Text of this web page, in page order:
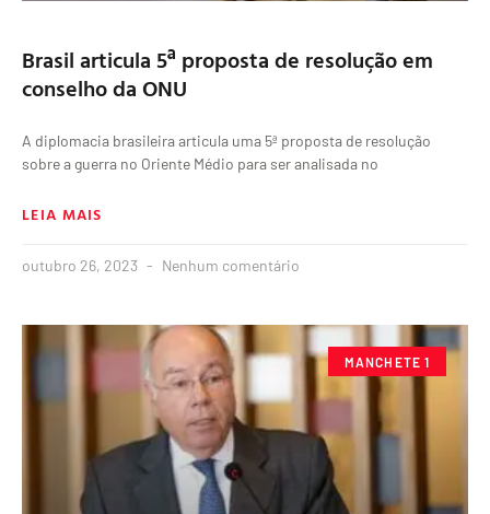
Brasil articula 5ª proposta de resolução em
conselho da ONU
A diplomacia brasileira articula uma 5ª proposta de resolução
sobre a guerra no Oriente Médio para ser analisada no
LEIA MAIS
outubro 26, 2023 Nenhum comentário
MANCHETE 1